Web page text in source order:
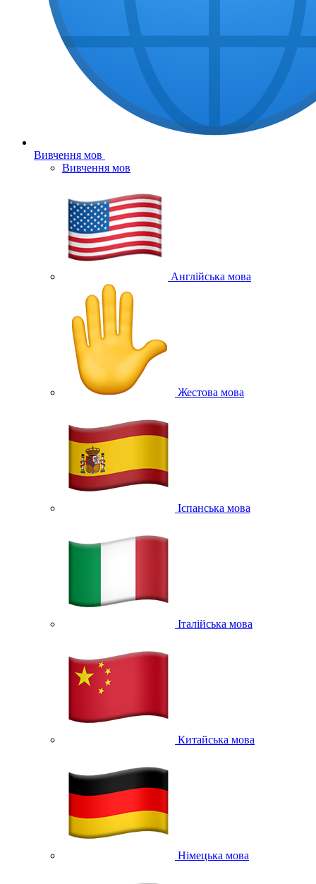
Вивчення мов
Вивчення мов
Англійська мова
Жестова мова
Іспанська мова
Італійська мова
Китайська мова
Німецька мова